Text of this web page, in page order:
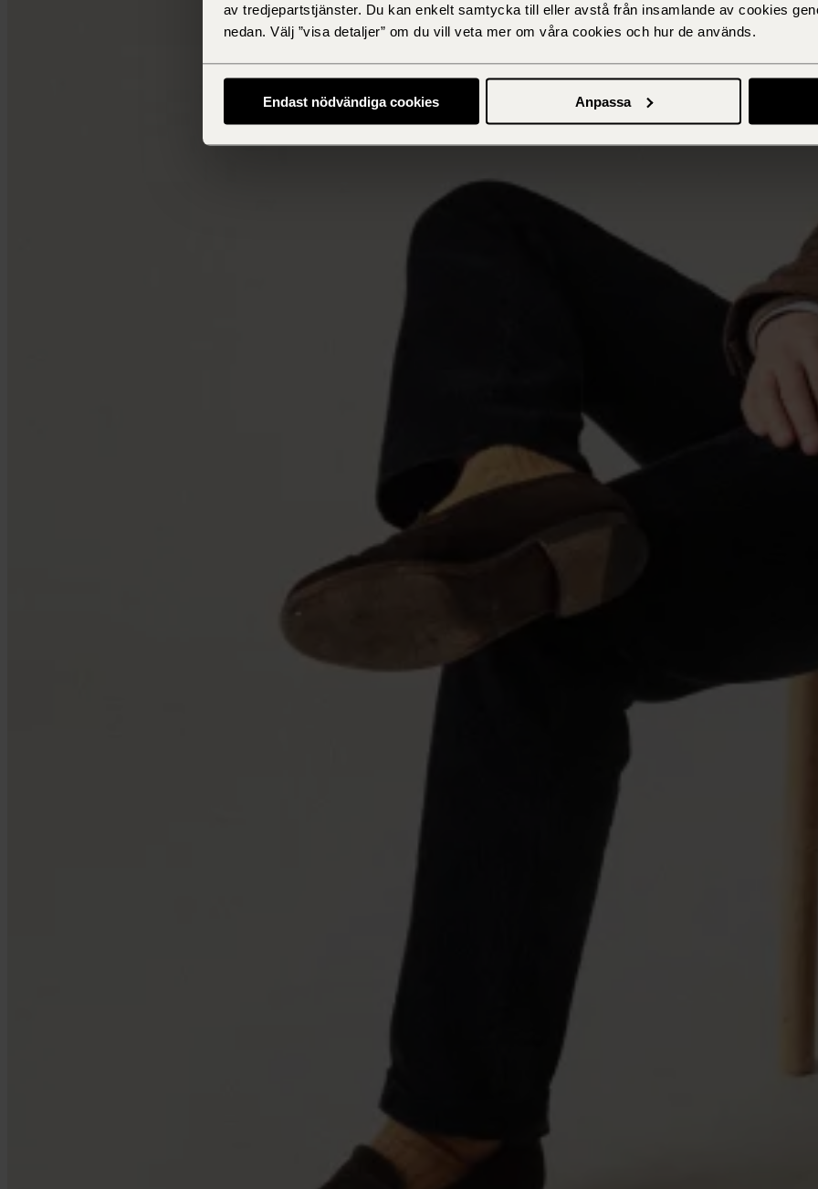
av tredjepartstjänster. Du kan enkelt samtycka till eller avstå från insamlande av cookies
nedan. Välj ”visa detaljer” om du vill veta mer om våra cookies och hur de används.
Endast nödvändiga cookies Anpassa